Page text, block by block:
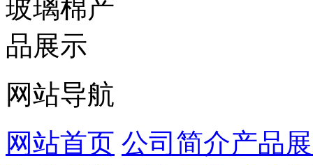
网站导航
网站首页 公司简介产品